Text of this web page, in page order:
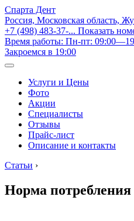
Спарта Дент
Россия, Московская область,
+7 (498) 483-37-... Показать
Время работы: Пн-пт:
Закроемся в 19:00
Услуги и Цены
Фото
Акции
Специалисты
Отзывы
Прайс-лист
Описание и контакты
Статьи ›
Норма потребления